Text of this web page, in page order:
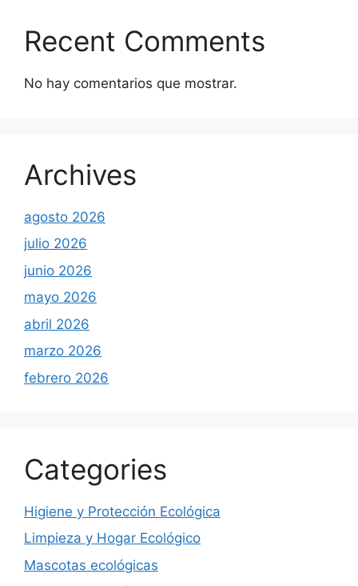
Recent Comments
No hay comentarios que mostrar.
Archives
agosto 2026
julio 2026
junio 2026
mayo 2026
abril 2026
marzo 2026
febrero 2026
Categories
Higiene y Protección Ecológica
Limpieza y Hogar Ecológico
Mascotas ecológicas